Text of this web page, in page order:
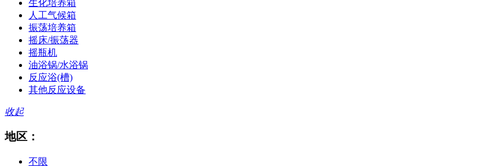
生化培养箱
人工气候箱
振荡培养箱
摇床/振荡器
摇瓶机
油浴锅/水浴锅
反应浴(槽)
其他反应设备
收起
地区：
不限